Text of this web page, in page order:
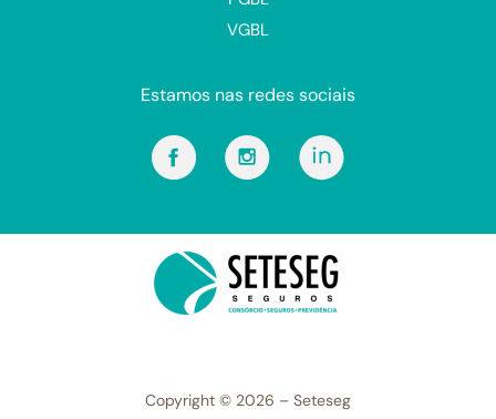
VGBL
Estamos nas redes sociais
Copyright © 2026 – Seteseg